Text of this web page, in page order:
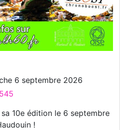
6 septembre 2026
10e édition le 6 septembre
!